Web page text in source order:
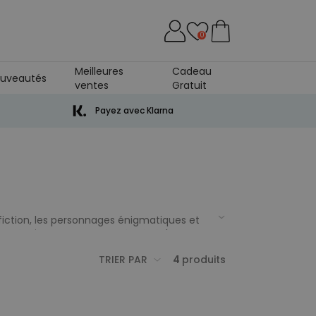
0
Meilleures
ventes
Cadeau
Gratuit
Payez avec Klarna
les personnages énigmatiques et
! Des produits dérivés à l'image
TRIER PAR 4 produits